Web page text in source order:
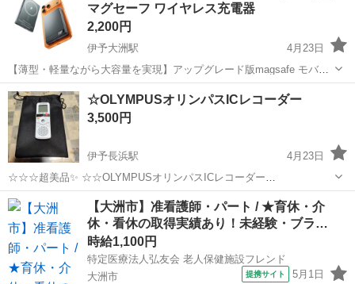
マグセーフ ワイヤレス充電器
2,200円
伊予大洲駅
4月23日
【薄型・軽量ながら大容量を実現】アップグレード版magsafe モバイ
ル バッテリーは厚さわずか約14mm、手のひらサイズの曲線デザイン
で手にフィット。スマホ背面に装着してもほとんど負担になりませ
ん。10000mAhの大容量...
愛媛 大洲市 その他 モバイルバッテリー
☆OLYMPUSオリンパスICレコーダー
3,500円
伊予長浜駅
4月23日
☆☆☆超美品✨ ☆☆OLYMPUSオリンパスICレコーダー
VoIce−Trek2GB(単4電池2本)使用ホワイト(使用回数少ない) ♪操作簡
単、(不具合等全くありません♪ ☆再生ノイズクリア明瞭◎◎◎ (説明
書無し〜かんたん...
愛媛 伊予長浜駅 その他 ICレコーダー
【大洲市】准看護師・パート / ★育休・介
休・看休の取得実績あり！未経験・ブラ…
時給1,100円
特定医療法人弘友会 老人保健施設フレンド
大洲市
提携サイト 5月1日